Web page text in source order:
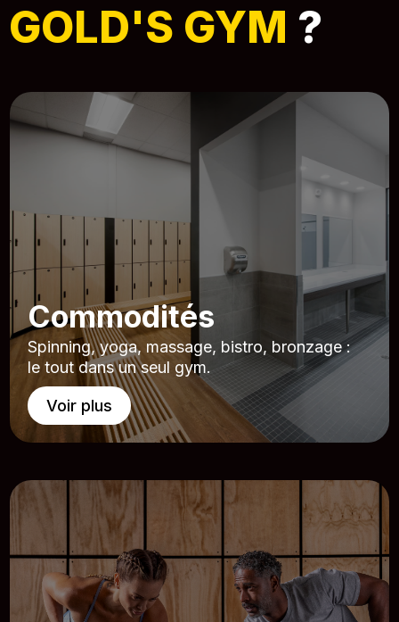
GOLD'S GYM ?
Commodités
Spinning, yoga, massage, bistro, bronzage :
le tout dans un seul gym.
Voir plus